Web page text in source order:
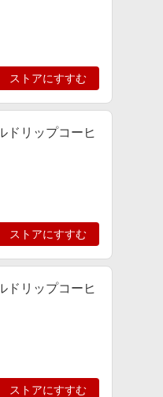
ストアにすすむ
ドリップコーヒ
ストアにすすむ
ドリップコーヒ
ストアにすすむ